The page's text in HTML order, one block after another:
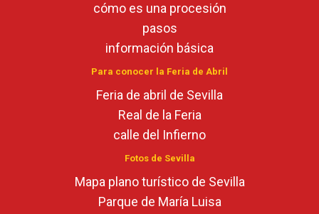
cómo es una procesión
pasos
información básica
Para conocer la Feria de Abril
Feria de abril de Sevilla
Real de la Feria
calle del Infierno
Fotos de Sevilla
Mapa plano turístico de Sevilla
Parque de María Luisa